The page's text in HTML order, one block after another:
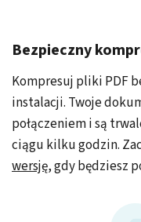
Bezpieczny
Kompresuj pliki PDF
instalacji. Twoje
połączeniem i są
ciągu kilku godzin.
wersję,gdy będziesz